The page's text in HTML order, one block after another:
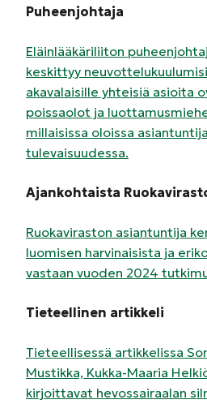
Puheenjohtaja
Eläinlääkäriliiton
keskittyy
akavalaisille yhteisiä asioita
poissaolot ja
millaisissa oloissa
tulevaisuudessa.
Ajankohtaista
Ruokaviraston asiantuntija
luomisen harvinaisista ja
vastaan vuoden 2024
Tieteellinen artikkeli
Tieteellisessä artikkelissa
Mustikka, Kukka-Maaria
kirjoittavat hevossairaalan